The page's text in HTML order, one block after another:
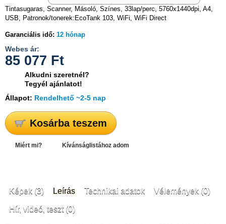
Tintasugaras, Scanner, Másoló, Színes, 33lap/perc, 5760x1440dpi, A4,
USB, Patronok/tonerek:EcoTank 103, WiFi, WiFi Direct
Garanciális idő: 12 hónap
Webes ár:
85 077 Ft
Alkudni szeretnél?
Tegyél ajánlatot!
Állapot: Rendelhető ~2-5 nap
Kosárba teszem
Miért mi? Kívánságlistához adom
Képek (3) Leírás Technikai adatok Vélemények (0)
Hír, videó, teszt (0)